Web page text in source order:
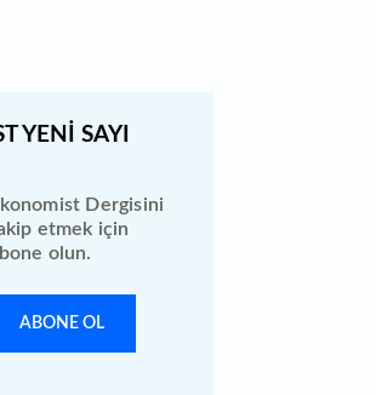
Dergisini
etmek için
olun.
ABONE OL